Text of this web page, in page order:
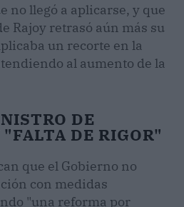
no llegó a aplicarse, y que
Rajoy retrasó aún más su
un recorte en la
al aumento de la
DE
DE RIGOR"
que el Gobierno no
con medidas
"una reforma por